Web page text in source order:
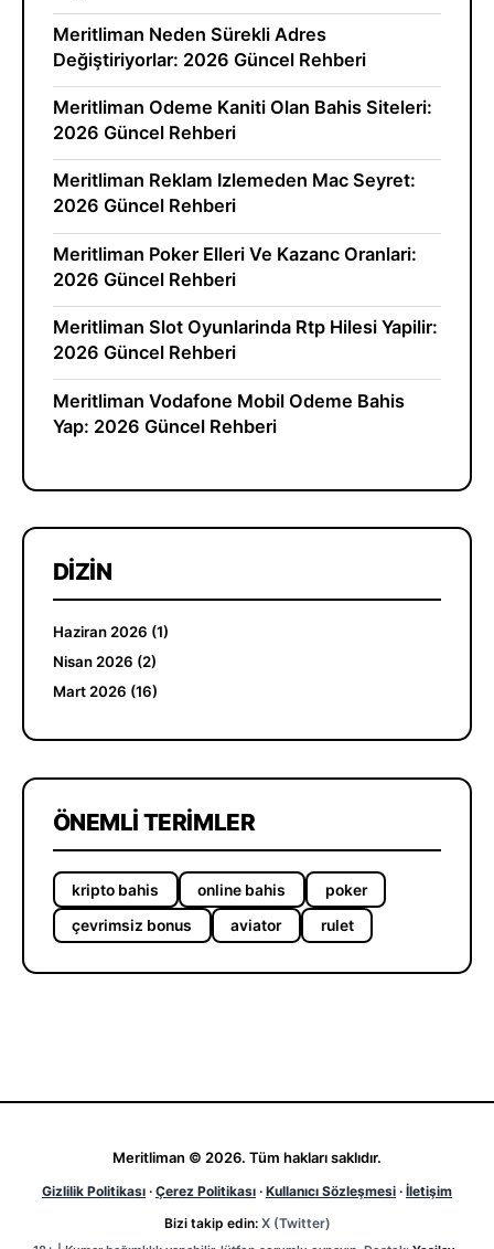
Meritliman Neden Sürekli Adres
Değiştiriyorlar: 2026 Güncel Rehberi
Meritliman Odeme Kaniti Olan Bahis Siteleri:
2026 Güncel Rehberi
Meritliman Reklam Izlemeden Mac Seyret:
2026 Güncel Rehberi
Meritliman Poker Elleri Ve Kazanc Oranlari:
2026 Güncel Rehberi
Meritliman Slot Oyunlarinda Rtp Hilesi Yapilir:
2026 Güncel Rehberi
Meritliman Vodafone Mobil Odeme Bahis
Yap: 2026 Güncel Rehberi
DIZIN
Haziran 2026 (1)
Nisan 2026 (2)
Mart 2026 (16)
ÖNEMLI TERIMLER
kripto bahis online bahis poker
çevrimsiz bonus aviator rulet
Meritliman © 2026. Tüm hakları saklıdır.
Gizlilik Politikası · Çerez Politikası · Kullanıcı Sözleşmesi · İletişim
Bizi takip edin: X (Twitter)